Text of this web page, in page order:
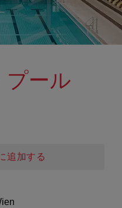
プール
追加する